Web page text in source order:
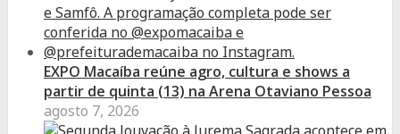
EXPO Macaíba reúne agro, cultura e shows a
partir de quinta (13) na Arena Otaviano Pessoa
agosto 7, 2026